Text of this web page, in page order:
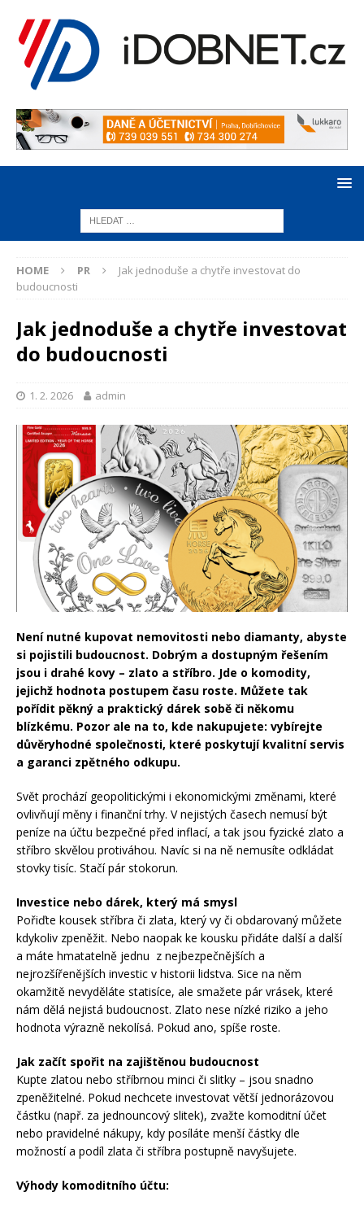
HOME PR
Jak jednoduše a chytře investovat do
budoucnosti
Jak jednoduše a chytře investovat
do budoucnosti
1. 2. 2026 admin
Není nutné kupovat nemovitosti nebo diamanty, abyste
si pojistili budoucnost. Dobrým a dostupným řešením
jsou i drahé kovy – zlato a stříbro. Jde o komodity,
jejichž hodnota postupem času roste. Můžete tak
pořídit pěkný a praktický dárek sobě či někomu
blízkému. Pozor ale na to, kde nakupujete: vybírejte
důvěryhodné společnosti, které poskytují kvalitní servis
a garanci zpětného odkupu.
Svět prochází geopolitickými i ekonomickými změnami, které
ovlivňují měny i finanční trhy. V nejistých časech nemusí být
peníze na účtu bezpečné před inflací, a tak jsou fyzické zlato a
stříbro skvělou protiváhou. Navíc si na ně nemusíte odkládat
stovky tisíc. Stačí pár stokorun.
Investice nebo dárek, který má smysl
Pořiďte kousek stříbra či zlata, který vy či obdarovaný můžete
kdykoliv zpeněžit. Nebo naopak ke kousku přidáte další a další
a máte hmatatelně jednu z nejbezpečnějších a
nejrozšířenějších investic v historii lidstva. Sice na něm
okamžitě nevyděláte statisíce, ale smažete pár vrásek, které
nám dělá nejistá budoucnost. Zlato nese nízké riziko a jeho
hodnota výrazně nekolísá. Pokud ano, spíše roste.
Jak začít spořit na zajištěnou budoucnost
Kupte zlatou nebo stříbrnou minci či slitky – jsou snadno
zpeněžitelné. Pokud nechcete investovat větší jednorázovou
částku (např. za jednouncový slitek), zvažte komoditní účet
nebo pravidelné nákupy, kdy posíláte menší částky dle
možností a podíl zlata či stříbra postupně navyšujete.
Výhody komoditního účtu: